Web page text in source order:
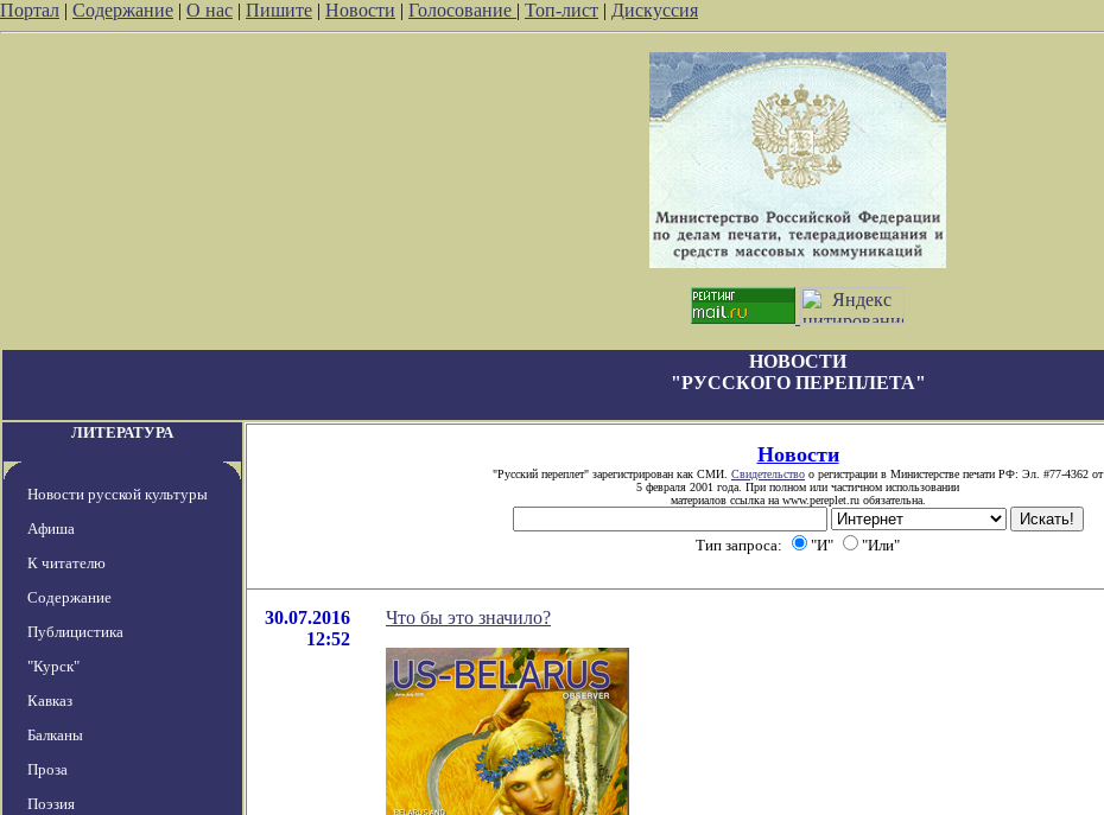
Портал | Содержание | О нас | Пишите | Новости | Голосование | Топ-лист | Дискуссия
НОВОСТИ
"РУССКОГО ПЕРЕПЛЕТА"
ЛИТЕРАТУРА
Новости русской культуры
Афиша
К читателю
Содержание
Публицистика
"Курск"
Кавказ
Балканы
Проза
Поэзия
Новости
"Русский переплет" зарегистрирован как СМИ. Свидетельство о регистрации в Министерстве печати РФ: Эл. #77-4362 от
5 февраля 2001 года. При полном или частичном использовании
материалов ссылка на www.pereplet.ru обязательна.
Тип запроса: "И" "Или"
30.07.2016
12:52
Что бы это значило?